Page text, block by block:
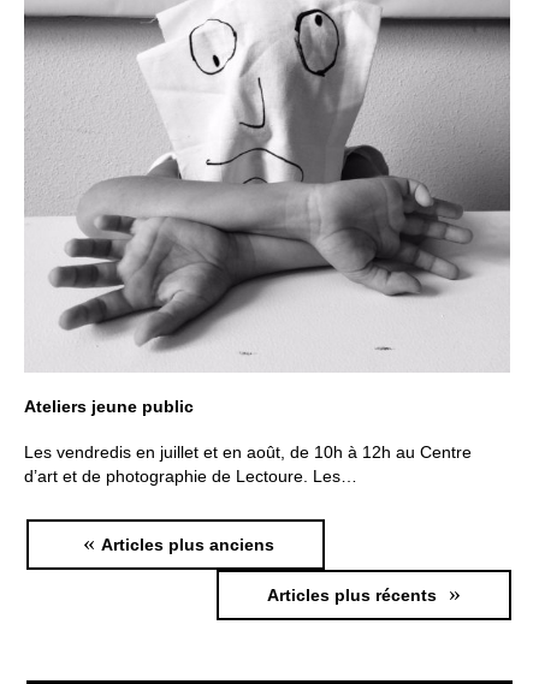
Ateliers jeune public
Les vendredis en juillet et en août, de 10h à 12h au Centre
d’art et de photographie de Lectoure. Les…
a
Articles plus anciens
Articles plus récents